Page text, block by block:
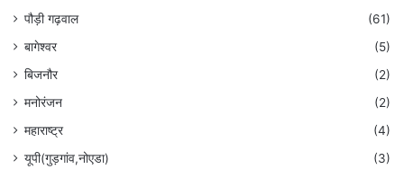
पौड़ी गढ़वाल
(61)
बागेश्वर
(5)
बिजनौर
(2)
मनोरंजन
(2)
महाराष्ट्र
(4)
यूपी(गुड़गांव,नोएडा)
(3)